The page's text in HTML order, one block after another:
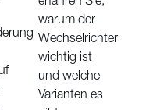
warum der
Wechselrichter
wichtig ist
und welche
Varianten es